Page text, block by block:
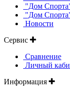
"Дом
"Дом
Новости
Сервис
Сравнение
Личный
Информация